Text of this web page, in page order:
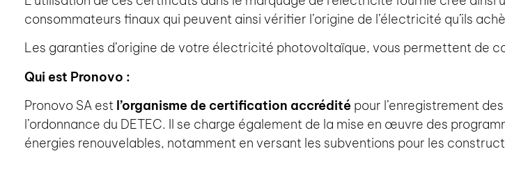
consommateurs finaux qui peuvent ainsi vérifier l’origine de l’électricité qu’ils
Les garanties d’origine de votre électricité photovoltaïque, vous permettent de
Qui est Pronovo :
Pronovo SA est l’organisme de certification accrédité pour l’enregistrement
l’ordonnance du DETEC. Il se charge également de la mise en œuvre des
énergies renouvelables, notamment en versant les subventions pour les